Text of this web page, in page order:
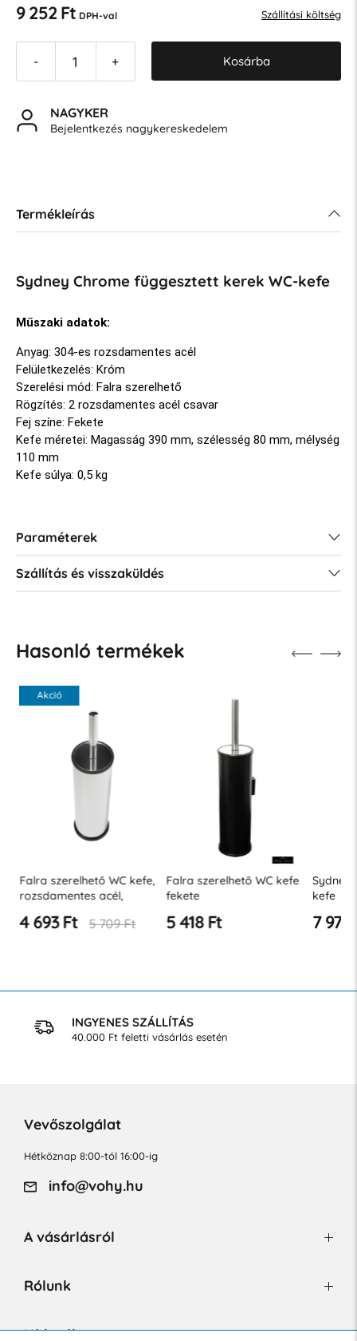
9 252 Ft DPH-val Szállítási költség
- + Kosárba
NAGYKER
Bejelentkezés nagykereskedelem
Termékleírás
Sydney Chrome függesztett kerek WC-kefe
Műszaki adatok:
Anyag: 304-es rozsdamentes acél
Felületkezelés: Króm
Szerelési mód: Falra szerelhető
Rögzítés: 2 rozsdamentes acél csavar
Fej színe: Fekete
Kefe méretei: Magasság 390 mm, szélesség 80 mm, mélység
110 mm
Kefe súlya: 0,5 kg
Paraméterek
Szállítás és visszaküldés
Hasonló termékek
Akció
Falra szerelhető WC kefe,
rozsdamentes acél,
4 693 Ft 5 709 Ft
Falra szerelhető WC kefe
fekete
5 418 Ft
Sydney
kefe
7 973
INGYENES SZÁLLÍTÁS
40.000 Ft feletti vásárlás esetén
Vevőszolgálat
Hétköznap 8:00-tól 16:00-ig
info@vohy.hu
A vásárlásról
Rólunk
Hírlevél